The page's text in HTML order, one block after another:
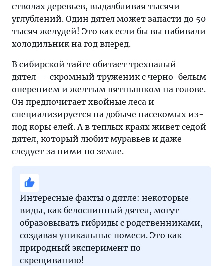
стволах деревьев, выдалбливая тысячи
углублений. Один дятел может запасти до 50
тысяч желудей! Это как если бы вы набивали
холодильник на год вперед.
В сибирской тайге обитает трехпалый
дятел — скромный труженик с черно-белым
оперением и желтым пятнышком на голове.
Он предпочитает хвойные леса и
специализируется на добыче насекомых из-
под коры елей. А в теплых краях живет седой
дятел, который любит муравьев и даже
следует за ними по земле.
Интересные факты о дятле: некоторые
виды, как белоспинный дятел, могут
образовывать гибриды с родственниками,
создавая уникальные помеси. Это как
природный эксперимент по
скрещиванию!